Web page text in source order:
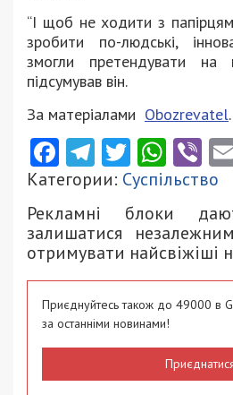
“І щоб не ходити з
зробити по-людські,
змогли претендувати на
підсумував він.
За матеріалами Obozrevatel.
Facebook
Telegram
Twitter
Категории: Суспільство
Рекламні блоки
залишатися
отримувати найсвіжіші
Приєднуйтесь також до 49000 в
за останніми новинами!